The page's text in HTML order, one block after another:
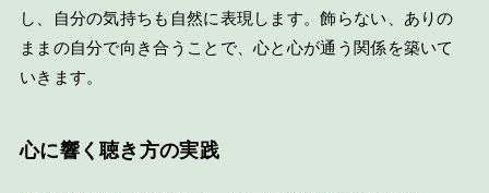
し、自分の気持ちも自然に表現します。飾らない、ありの
ままの自分で向き合うことで、心と心が通う関係を築いて
いきます。
心に響く聴き方の実践